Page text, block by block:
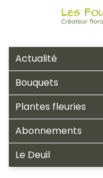
Actualité
Bouquets
Plantes fleuries
Abonnements
Le Deuil